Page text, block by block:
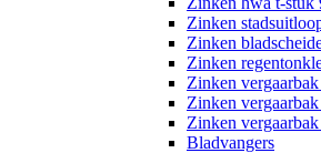
Zinken
Zinken
Zinken
Zinken
Zinken
Zinken
Bladvangers